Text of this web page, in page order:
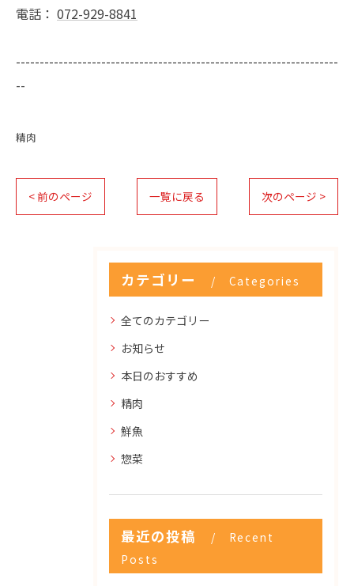
電話： 072-929-8841
--------------------------------------------------------------------
--
精肉
< 前のページ 一覧に戻る 次のページ >
カテゴリー Categories
全てのカテゴリー
お知らせ
本日のおすすめ
精肉
鮮魚
惣菜
最近の投稿
Recent
Posts